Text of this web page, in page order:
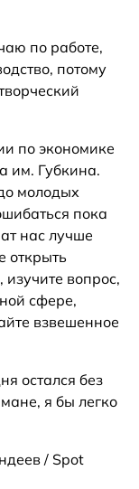
по работе,
потому
по экономике
им. Губкина.
молодых
пока
нас лучше
открыть
изучите вопрос,
сфере,
взвешенное
остался без
я бы легко
/ Spot